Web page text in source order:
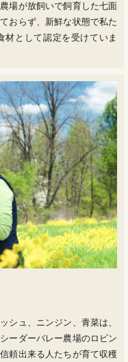
場が放飼いで飼育した七面
おらず、新鮮な状態で私た
材として認定を受けていま
シュ、ニンジン、青菜は、
ーダーバレー農場のロビン
頼出来る人たちが育て収穫